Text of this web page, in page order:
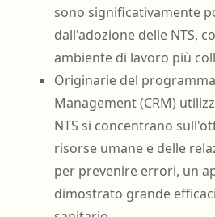
sono significativamente
dall'adozione delle NTS,
ambiente di lavoro più
Originarie del
Management (CRM)
NTS si concentrano
risorse umane e delle
per prevenire errori, un
dimostrato grande